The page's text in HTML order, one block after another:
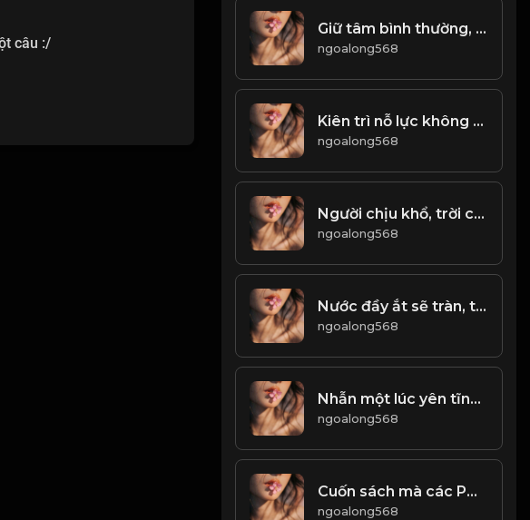
câu :/
Giữ tâm bình thường, sống đời an nhiên! Đạo
ngoalong568
Kiên trì nỗ lực không ngừng nghỉ, mới có thể gặt hái thành công! & Đạo
ngoalong568
Người chịu khổ, trời cao phụ! Đạo
ngoalong568
Nước đầy ắt sẽ tràn, trăng tròn rồi lại khuyết! & Đạo
ngoalong568
Nhẫn một lúc yên tĩnh Lùi một bước biển rộng trời cao! Đạo
ngoalong568
Cuốn sách mà các PHẬT TỬ phải đọc lại nhiều lần trong đời! Đạo
ngoalong568